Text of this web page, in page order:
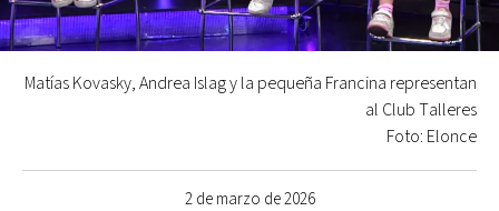
2 de marzo de 2026
Matías Kovasky, Andrea Islag y la pequeña Francina representan
al Club Talleres
Foto: Elonce